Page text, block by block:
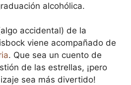
alcohólica.
accidental) de la
viene acompañado de
. Que sea un cuento de
de las estrellas, ¡pero
sea más divertido!